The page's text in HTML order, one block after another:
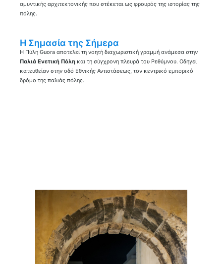
αμυντικής αρχιτεκτονικής που στέκεται ως φρουρός της ιστορίας της
πόλης.
Η Σημασία της Σήμερα
Η Πύλη Guora αποτελεί τη νοητή διαχωριστική γραμμή ανάμεσα στην
Παλιά Ενετική Πόλη και τη σύγχρονη πλευρά του Ρεθύμνου. Οδηγεί
κατευθείαν στην οδό Εθνικής Αντιστάσεως, τον κεντρικό εμπορικό
δρόμο της παλιάς πόλης.